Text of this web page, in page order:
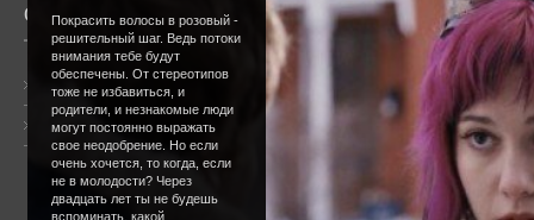
Покрасить волосы в розовый -
решительный шаг. Ведь потоки
внимания тебе будут
обеспечены. От стереотипов
тоже не избавиться, и
родители, и незнакомые люди
могут постоянно выражать
свое неодобрение. Но если
очень хочется, то когда, если
не в молодости? Через
двадцать лет ты не будешь
вспоминать, какой
О сайте
Общая информация
Форум
Сообщество
Онлайн всего:
Пользователей:
0